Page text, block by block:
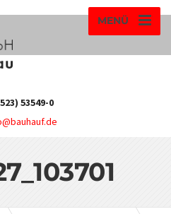
MENÜ
53549-0